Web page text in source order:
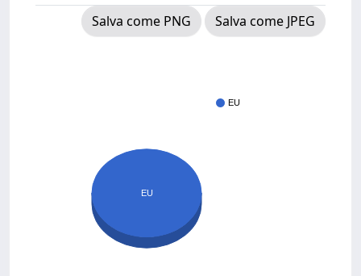
Salva come PNG
Salva come JPEG
EU
EU